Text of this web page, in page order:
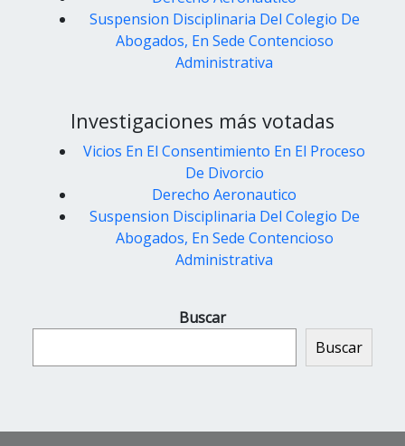
Suspension Disciplinaria Del Colegio De
Abogados, En Sede Contencioso
Administrativa
Investigaciones más votadas
Vicios En El Consentimiento En El Proceso
De Divorcio
Derecho Aeronautico
Suspension Disciplinaria Del Colegio De
Abogados, En Sede Contencioso
Administrativa
Buscar
Buscar